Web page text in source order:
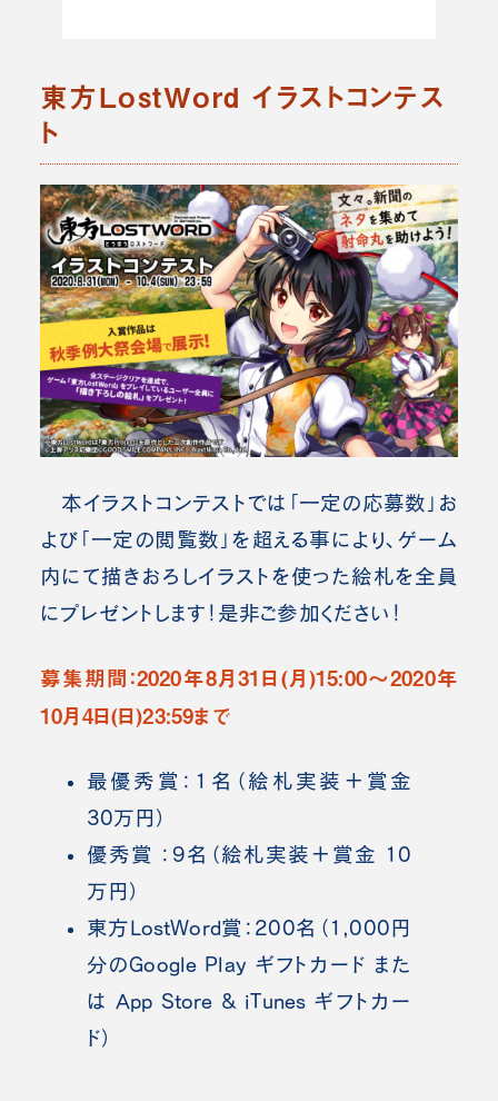
東方LostWord イラストコンテス
ト
本イラストコンテストでは「一定の応募数」お
よび「一定の閲覧数」を超える事により、ゲーム
内にて描きおろしイラストを使った絵札を全員
にプレゼントします！是非ご参加ください！
募集期間：2020年8月31日(月)15:00～2020年
10月4日(日)23:59まで
最優秀賞：1名（絵札実装＋賞金
30万円）
優秀賞 ：9名（絵札実装＋賞金 10
万円）
東方LostWord賞：200名（1,000円
分のGoogle Play ギフトカード また
は App Store & iTunes ギフトカー
ド）